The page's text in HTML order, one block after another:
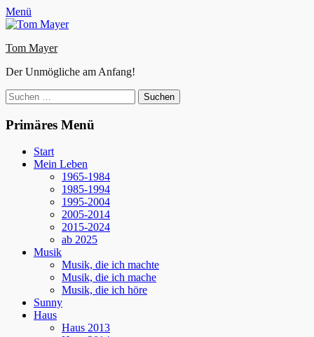
Zum
Inhalt
Facebook
E-
Mail
Instagram
Website
Menü
Tom Mayer
Der Unmögliche am Anfang!
Suche
nach:
Primäres Menü
Start
Mein Leben
1965-1984
1985-1994
1995-2004
2005-2014
2015-2024
ab 2025
Musik
Musik, die ich machte
Musik, die ich mache
Musik, die ich höre
Sunny
Haus
Haus 2013